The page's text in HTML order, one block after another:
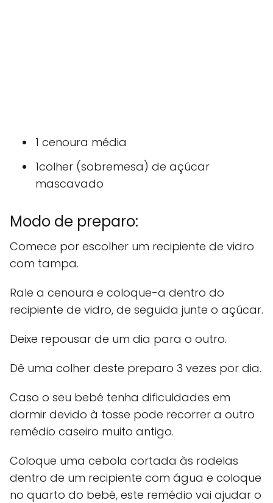
1 cenoura média
1colher (sobremesa) de açúcar
mascavado
Modo de preparo:
Comece por escolher um recipiente de vidro
com tampa.
Rale a cenoura e coloque-a dentro do
recipiente de vidro, de seguida junte o açúcar.
Deixe repousar de um dia para o outro.
Dê uma colher deste preparo 3 vezes por dia.
Caso o seu bebé tenha dificuldades em
dormir devido à tosse pode recorrer a outro
remédio caseiro muito antigo.
Coloque uma cebola cortada às rodelas
dentro de um recipiente com água e coloque
no quarto do bebé, este remédio vai ajudar o